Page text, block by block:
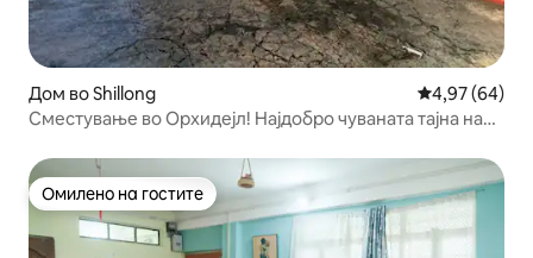
Дом во Shillong Просечна
4,97 (64)
Сместување во Орхидејл! Најдобро чуваната тајна на
Омилено на гостите
Омилено на гостите